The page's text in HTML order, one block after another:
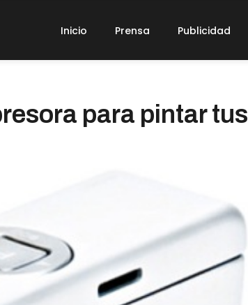
Inicio Prensa Publicidad
para pintar tus